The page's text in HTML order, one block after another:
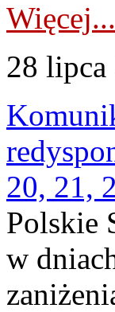
Więcej...
28 lipca
20, 21,
Polskie
w